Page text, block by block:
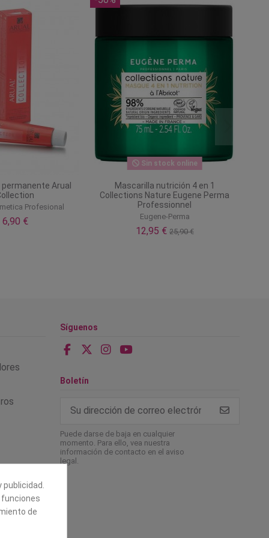
Arual
Profesional
6,90 €
Sin stock online
Mascarilla nutrición 4 en 1
Collections Nature Eugene Perma
Professionnel
Eugene-Perma
12,95 € 25,90 €
Síguenos
Boletín
Puede darse de baja en cualquier
momento. Para ello, vea nuestra
información de contacto en el aviso
legal.
publicidad.
de